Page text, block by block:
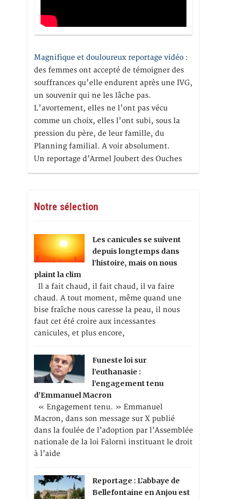
Magnifique et douloureux reportage vidéo :
des femmes ont accepté de témoigner des
souffrances qu'elle endurent après une IVG,
un souvenir qui ne les lâche pas.
L'avortement, elles ne l'ont pas vécu
comme un choix, elles l'ont subi, sous la
pression du père, de leur famille, du
Planning familial. A voir absolument.
Un reportage d’Armel Joubert des Ouches
Notre sélection
Les canicules se suivent
depuis longtemps dans
l’histoire, mais on nous
plaint la clim
Il a fait chaud, il fait chaud, il va faire
chaud. A tout moment, même quand une
bise fraîche nous caresse la peau, il nous
faut cet été croire aux incessantes
canicules, et plus encore,
Funeste loi sur
l’euthanasie :
l’engagement tenu
d’Emmanuel Macron
« Engagement tenu. » Emmanuel
Macron, dans son message sur X publié
dans la foulée de l’adoption par l’Assemblée
nationale de la loi Falorni instituant le droit
à l’aide
Reportage : L’abbaye de
Bellefontaine en Anjou est